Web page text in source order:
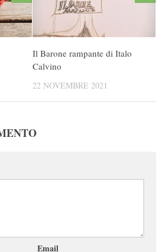
Il Barone rampante di Italo
Calvino
22 NOVEMBRE 2021
Email